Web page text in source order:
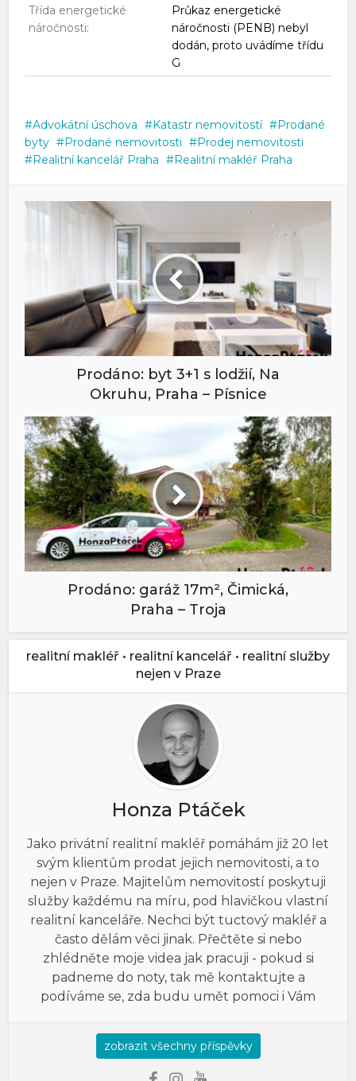
Třída energetické
náročnosti:
Průkaz energetické
náročnosti (PENB) nebyl
dodán, proto uvádíme třídu
G
Advokátní úschova Katastr nemovitostí
Prodané
byty
Prodané nemovitosti
Prodej nemovitosti
Realitní kancelář Praha
Realitní makléř Praha
Prodáno: byt 3+1 s lodžií, Na
Okruhu, Praha – Písnice
Prodáno: garáž 17m², Čimická,
Praha – Troja
realitní makléř • realitní kancelář • realitní služby
nejen v Praze
Honza Ptáček
Jako privátní realitní makléř pomáhám již 20 let
svým klientům prodat jejich nemovitosti, a to
nejen v Praze. Majitelům nemovitostí poskytuji
služby každému na míru, pod hlavičkou vlastní
realitní kanceláře. Nechci být tuctový makléř a
často dělám věci jinak. Přečtěte si nebo
zhlédněte moje videa jak pracuji - pokud si
padneme do noty, tak mě kontaktujte a
podíváme se, zda budu umět pomoci i Vám
zobrazit všechny příspěvky